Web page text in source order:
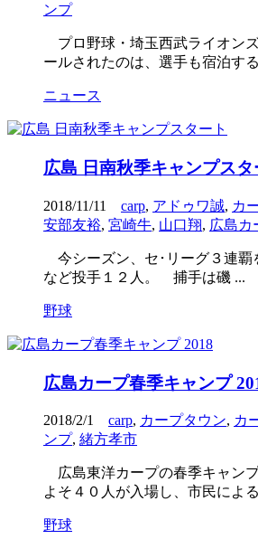
ンプ
プロ野球・埼玉西武ライオン
ールされたのは、選手も宿泊す
ニュース
広島 日南秋季キャンプスタ
2018/11/11 carp, アドゥワ誠, カ
安部友裕, 宮崎牛, 山口翔, 広島カ
今シーズン、セ･リーグ３連覇
など投手１２人。 捕手は磯 ...
野球
広島カープ春季キャンプ
2018/2/1 carp, カープタウン, カ
ンプ, 緒方孝市
広島東洋カープの春季キャン
よそ４０人が入場し、市民によ
野球